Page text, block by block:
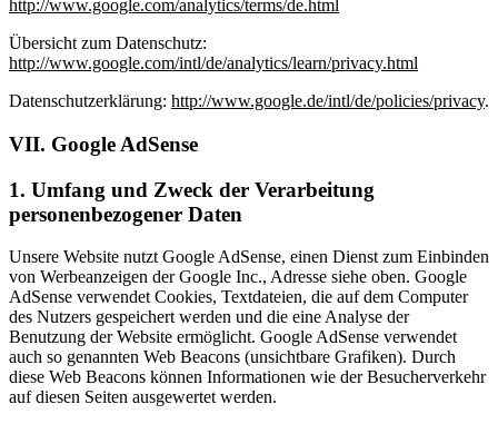
http://www.google.com/analytics/terms/de.html
Übersicht zum Datenschutz:
http://www.google.com/intl/de/analytics/learn/privacy.html
Datenschutzerklärung: http://www.google.de/intl/de/policies/privacy.
VII. Google AdSense
1. Umfang und Zweck der Verarbeitung
personenbezogener Daten
Unsere Website nutzt Google AdSense, einen Dienst zum Einbinden
von Werbeanzeigen der Google Inc., Adresse siehe oben. Google
AdSense verwendet Cookies, Textdateien, die auf dem Computer
des Nutzers gespeichert werden und die eine Analyse der
Benutzung der Website ermöglicht. Google AdSense verwendet
auch so genannten Web Beacons (unsichtbare Grafiken). Durch
diese Web Beacons können Informationen wie der Besucherverkehr
auf diesen Seiten ausgewertet werden.